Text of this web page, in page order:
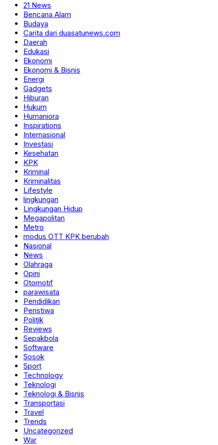
21 News
Bencana Alam
Budaya
Carita dari duasatunews.com
Daerah
Edukasi
Ekonomi
Ekonomi & Bisnis
Energi
Gadgets
Hiburan
Hukum
Humaniora
Inspirations
Internasional
Investasi
Kesehatan
KPK
Kriminal
Kriminalitas
Lifestyle
lingkungan
Lingkungan Hidup
Megapolitan
Metro
modus OTT KPK berubah
Nasional
News
Olahraga
Opini
Otomotif
parawisata
Pendidikan
Peristiwa
Politik
Reviews
Sepakbola
Software
Sosok
Sport
Technology
Teknologi
Teknologi & Bisnis
Transportasi
Travel
Trends
Uncategorized
War